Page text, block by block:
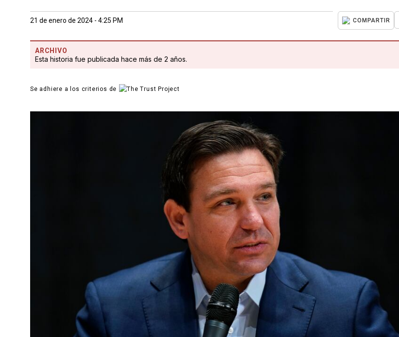
21 de enero de 2024 - 4:25 PM COMPARTIR
ARCHIVO
Esta historia fue publicada hace más de 2 años.
Se adhiere a los criterios de